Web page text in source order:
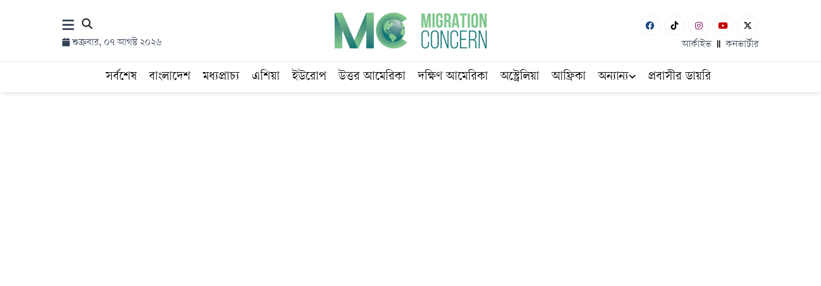
শুক্রবার, ০৭ আগস্ট ২০২৬ আর্কাইভ কনভার্টার
সর্বশেষ বাংলাদেশ মধ্যপ্রাচ্য এশিয়া ইউরোপ উত্তর আমেরিকা দক্ষিণ আমেরিকা অস্ট্রেলিয়া আফ্রিকা অন্যান্য প্রবাসীর ডায়রি